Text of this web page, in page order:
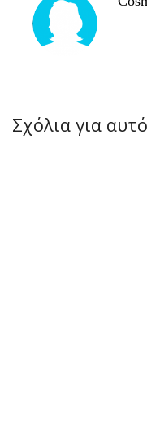
Σχόλια για